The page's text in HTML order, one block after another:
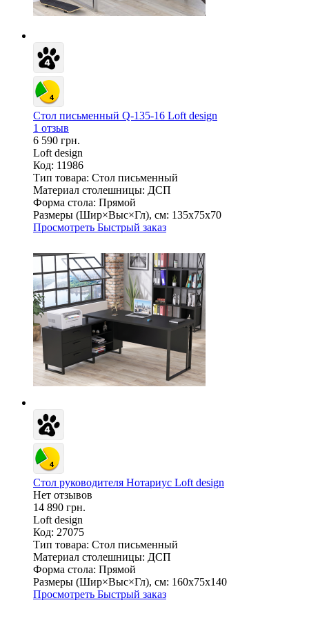
Стол письменный Q-135-16 Loft design
1 отзыв
6 590 грн.
Loft design
Код: 11986
Тип товара: Стол письменный
Материал столешницы: ДСП
Форма стола: Прямой
Размеры (Шир×Выс×Гл), см: 135х75х70
Просмотреть Быстрый заказ
Стол руководителя Нотариус Loft design
Нет отзывов
14 890 грн.
Loft design
Код: 27075
Тип товара: Стол письменный
Материал столешницы: ДСП
Форма стола: Прямой
Размеры (Шир×Выс×Гл), см: 160х75х140
Просмотреть Быстрый заказ